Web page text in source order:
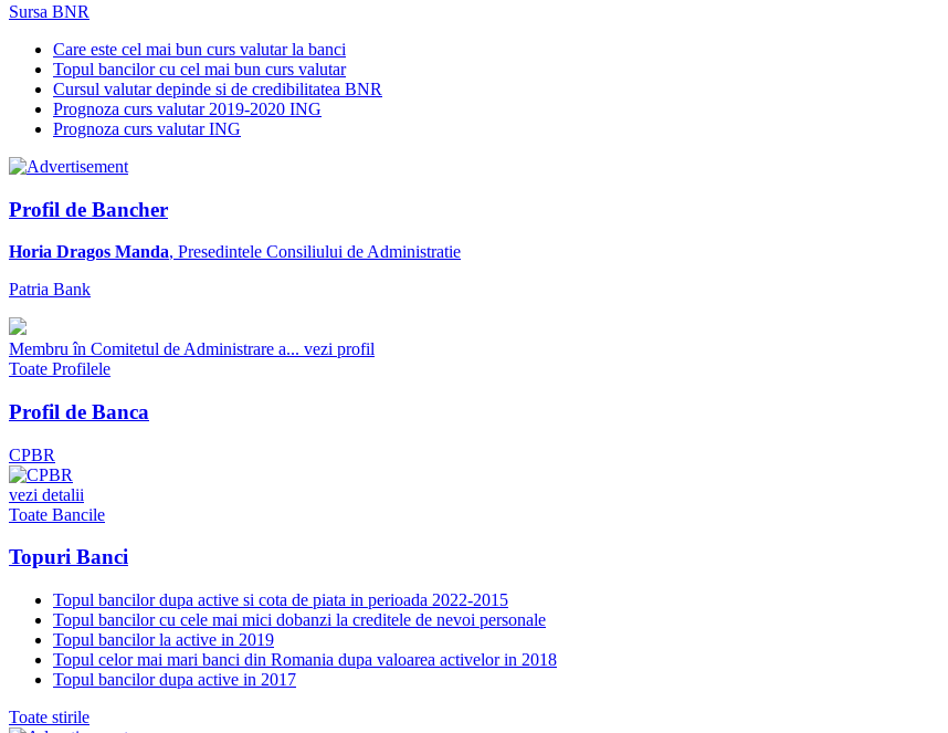
Sursa BNR
Care este cel mai bun curs valutar la banci
Topul bancilor cu cel mai bun curs valutar
Cursul valutar depinde si de credibilitatea BNR
Prognoza curs valutar 2019-2020 ING
Prognoza curs valutar ING
Profil de Bancher
Horia Dragos Manda, Presedintele Consiliului de Administratie
Patria Bank
Membru în Comitetul de Administrare a... vezi profil
Toate Profilele
Profil de Banca
CPBR
vezi detalii
Toate Bancile
Topuri Banci
Topul bancilor dupa active si cota de piata in perioada 2022-2015
Topul bancilor cu cele mai mici dobanzi la creditele de nevoi personale
Topul bancilor la active in 2019
Topul celor mai mari banci din Romania dupa valoarea activelor in 2018
Topul bancilor dupa active in 2017
Toate stirile